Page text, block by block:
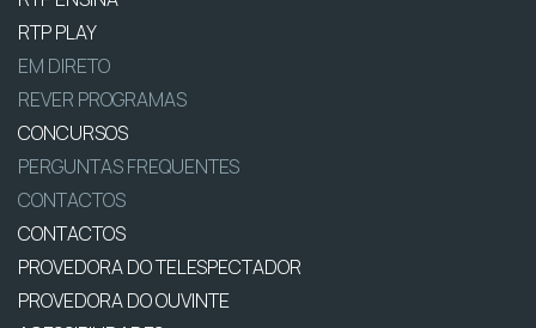
RTP PLAY
EM DIRETO
REVER PROGRAMAS
CONCURSOS
PERGUNTAS FREQUENTES
CONTACTOS
CONTACTOS
PROVEDORA DO TELESPECTADOR
PROVEDORA DO OUVINTE